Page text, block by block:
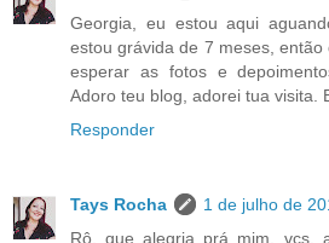
Georgia, eu estou aqui
estou grávida de 7 meses,
esperar as fotos e
Adoro teu blog, adorei tua visita.
Responder
Tays Rocha
1 de julho de
Rô, que alegria prá mim, vcs,